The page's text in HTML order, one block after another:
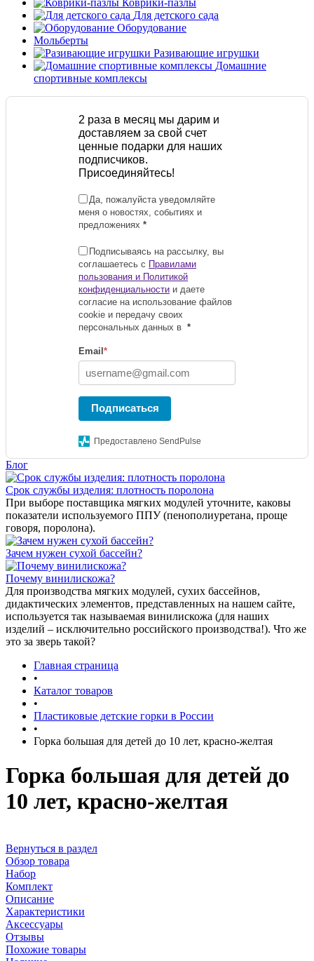
Коврики-пазлы
Для детского сада
Оборудование
Мольберты
Разивающие игрушки
Домашние
спортивные комплексы
2 раза в месяц мы дарим и
доставляем за свой счет
ценные подарки для наших
подписчиков.
Присоединяйтесь!
Да, пожалуйста уведомляйте
меня о новостях, событиях и
предложениях *
Подписываясь на рассылку, вы
соглашаетесь с Правилами
пользования и Политикой
конфиденциальности и даете
согласие на использование файлов
cookie и передачу своих
персональных данных в *
Email *
Подписаться
Предоставлено SendPulse
Блог
Срок службы изделия: плотность поролона
При выборе поставщика мягких модулей уточните, каковы
показатели используемого ППУ (пенополиуретана, проще
говоря, поролона).
Зачем нужен сухой бассейн?
Почему винилискожа?
Для производства мягких модулей, сухих бассейнов,
дидактических элементов, представленных на нашем сайте,
используется так называемая винилискожа (для наших
изделий – исключительно российского производства!). Что же
это за зверь такой?
Главная страница
•
Каталог товаров
•
Пластиковые детские горки в России
•
Горка большая для детей до 10 лет, красно-желтая
Горка большая для детей до
10 лет, красно-желтая
Вернуться в раздел
Обзор товара
Набор
Комплект
Описание
Характеристики
Аксессуары
Отзывы
Похожие товары